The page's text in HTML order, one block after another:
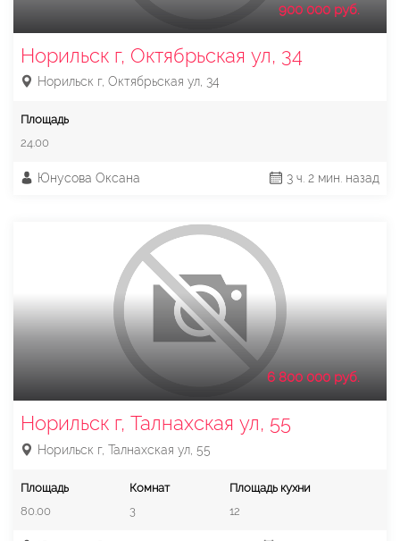
900 000 руб.
Норильск г, Октябрьская ул, 34
Норильск г, Октябрьская ул, 34
Площадь
24.00
Юнусова Оксана 3 ч. 2 мин. назад
6 800 000 руб.
Норильск г, Талнахская ул, 55
Норильск г, Талнахская ул, 55
Площадь
80.00
Комнат
3
Площадь кухни
12